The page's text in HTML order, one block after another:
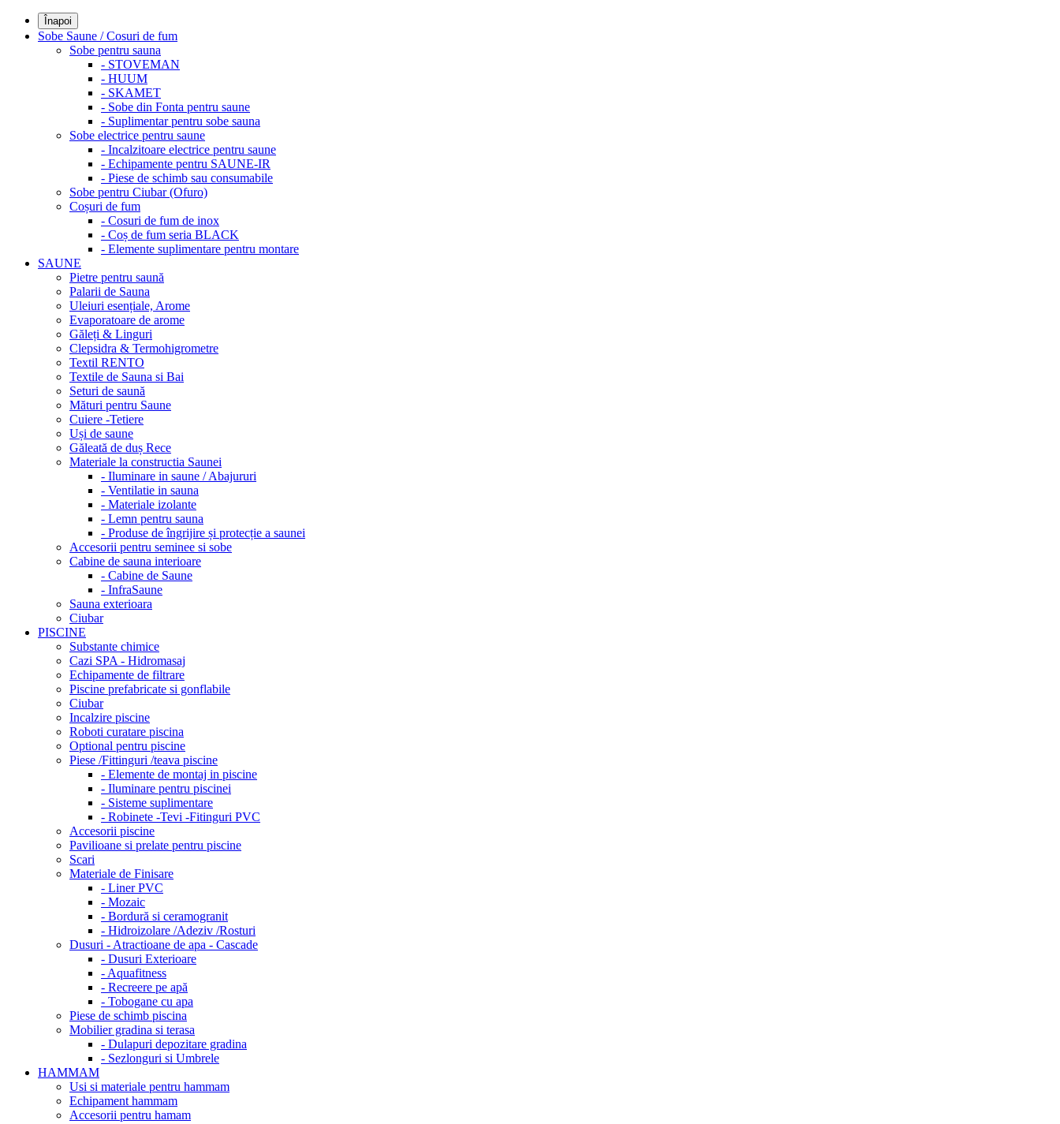
Înapoi
Sobe Saune / Cosuri de fum
Sobe pentru sauna
- STOVEMAN
- HUUM
- SKAMET
- Sobe din Fonta pentru saune
- Suplimentar pentru sobe sauna
Sobe electrice pentru saune
- Incalzitoare electrice pentru saune
- Echipamente pentru SAUNE-IR
- Piese de schimb sau consumabile
Sobe pentru Ciubar (Ofuro)
Coșuri de fum
- Cosuri de fum de inox
- Coș de fum seria BLACK
- Elemente suplimentare pentru montare
SAUNE
Pietre pentru saună
Palarii de Sauna
Uleiuri esențiale, Arome
Evaporatoare de arome
Găleți & Linguri
Clepsidra & Termohigrometre
Textil RENTO
Textile de Sauna si Bai
Seturi de saună
Mături pentru Saune
Cuiere -Tetiere
Uși de saune
Găleată de duș Rece
Materiale la constructia Saunei
- Iluminare in saune / Abajururi
- Ventilatie in sauna
- Materiale izolante
- Lemn pentru sauna
- Produse de îngrijire și protecție a saunei
Accesorii pentru seminee si sobe
Cabine de sauna interioare
- Cabine de Saune
- InfraSaune
Sauna exterioara
Ciubar
PISCINE
Substante chimice
Cazi SPA - Hidromasaj
Echipamente de filtrare
Piscine prefabricate si gonflabile
Ciubar
Incalzire piscine
Roboti curatare piscina
Optional pentru piscine
Piese /Fittinguri /teava piscine
- Elemente de montaj in piscine
- Iluminare pentru piscinei
- Sisteme suplimentare
- Robinete -Tevi -Fitinguri PVC
Accesorii piscine
Pavilioane si prelate pentru piscine
Scari
Materiale de Finisare
- Liner PVC
- Mozaic
- Bordură si ceramogranit
- Hidroizolare /Adeziv /Rosturi
Dusuri - Atractioane de apa - Cascade
- Dusuri Exterioare
- Aquafitness
- Recreere pe apă
- Tobogane cu apa
Piese de schimb piscina
Mobilier gradina si terasa
- Dulapuri depozitare gradina
- Sezlonguri si Umbrele
HAMMAM
Usi si materiale pentru hammam
Echipament hammam
Accesorii pentru hamam